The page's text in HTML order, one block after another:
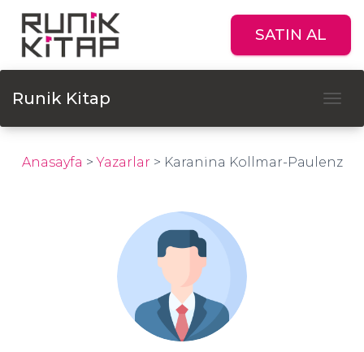
SATIN AL
Runik Kitap
Anasayfa >Yazarlar > Karanina Kollmar-Paulenz